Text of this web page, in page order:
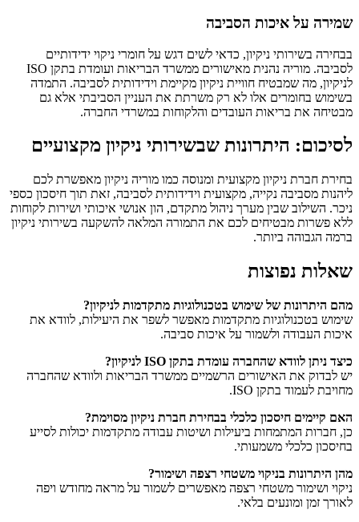
שמירה על איכות הסביבה
בבחירה בשירותי ניקיון, כדאי לשים דגש על חומרי ניקוי ידידותיים
לסביבה. מוריה נהנית מאישורים ממשרד הבריאות ועומדת בתקן ISO
לניקיון, מה שמבטיח חוויית ניקיון מקיימת וידידותית לסביבה. התמדה
בשימוש בחומרים אלו לא רק משרתת את העניין הסביבתי אלא גם
מבטיחה את בריאות העובדים והלקוחות במשרדי החברה.
לסיכום: היתרונות שבשירותי ניקיון מקצועיים
בחירת חברת ניקיון מקצועית ומנוסה כמו מוריה ניקיון מאפשרת לכם
ליהנות מסביבה נקייה, מקצועית וידידותית לסביבה, זאת תוך חיסכון כספי
ניכר. השילוב שבין מערך ניהול מתקדם, הון אנושי איכותי ושירות לקוחות
ללא פשרות מבטיחים לכם את התמורה המלאה להשקעה בשירותי ניקיון
ברמה הגבוהה ביותר.
שאלות נפוצות
מהם היתרונות של שימוש בטכנולוגיות מתקדמות לניקיון?
שימוש בטכנולוגיות מתקדמות מאפשר לשפר את היעילות, לוודא את
איכות העבודה ולשמור על איכות סביבה.
כיצד ניתן לוודא שהחברה עומדת בתקן ISO לניקיון?
יש לבדוק את האישורים הרשמיים ממשרד הבריאות ולוודא שהחברה
מחויבת לעמוד בתקן ISO.
האם קיימים חיסכון כלכלי בבחירת חברת ניקיון מסוימת?
כן, חברות המתמחות ביעילות ושיטות עבודה מתקדמות יכולות לסייע
בחיסכון כלכלי משמעותי.
מהן היתרונות בניקוי משטחי רצפה ושימור?
ניקוי ושימור משטחי רצפה מאפשרים לשמור על מראה מחודש ויפה
לאורך זמן ומונעים בלאי.